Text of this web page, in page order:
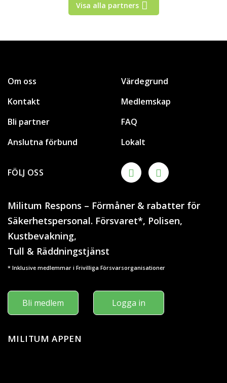
Visa alla partners
Om oss
Kontakt
Bli partner
Anslutna förbund
Värdegrund
Medlemskap
FAQ
Lokalt
FÖLJ OSS
Militum Respons – Förmåner & rabatter för
Säkerhetspersonal. Försvaret*, Polisen,
Kustbevakning,
Tull & Räddningstjänst
* Inklusive medlemmar i Frivilliga Försvarsorganisationer
Bli medlem Logga in
MILITUM APPEN